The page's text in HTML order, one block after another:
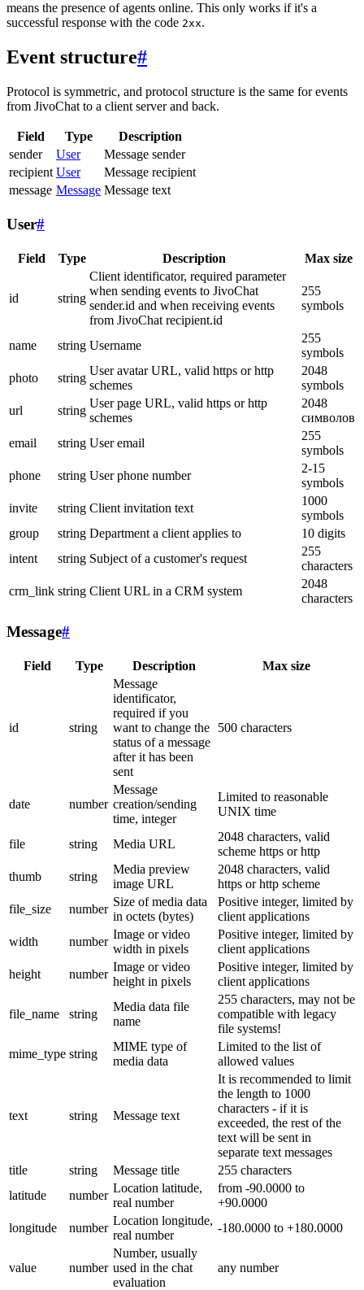
means the presence of agents online. This only works if it's a
successful response with the code 2xx.
Event structure#
Protocol is symmetric, and protocol structure is the same for events
from JivoChat to a client server and back.
Field Type
Description
sender
User
Message sender
recipient User
Message recipient
message Message Message text
User#
Field Type Description Max size
id string
Client identificator, required parameter
when sending events to JivoChat
sender.id and when receiving events
from JivoChat recipient.id
255
symbols
name string Username
255
symbols
photo
string
User avatar URL, valid https or http
schemes
2048
symbols
url
string
User page URL, valid https or http
schemes
2048
символов
email
string User email
255
symbols
phone
string User phone number
2-15
symbols
invite
string Client invitation text
1000
symbols
group
string Department a client applies to
10 digits
intent
string Subject of a customer's request
255
characters
crm_link string Client URL in a CRM system
2048
characters
Message#
Field Type Description Max size
id string
Message
identificator,
required if you
want to change the
status of a message
after it has been
sent
500 characters
date number
Message
creation/sending
time, integer
Limited to reasonable
UNIX time
file string Media URL
2048 characters, valid
scheme https or http
thumb
string
Media preview
image URL
2048 characters, valid
https or http scheme
file_size
number
Size of media data
in octets (bytes)
Positive integer, limited by
client applications
width
number
Image or video
width in pixels
Positive integer, limited by
client applications
height
number
Image or video
height in pixels
Positive integer, limited by
client applications
file_name string
Media data file
name
255 characters, may not be
compatible with legacy
file systems!
mime_type string
MIME type of
media data
Limited to the list of
allowed values
text string Message text
It is recommended to limit
the length to 1000
characters - if it is
exceeded, the rest of the
text will be sent in
separate text messages
title
string Message title
255 characters
latitude
number
Location latitude,
real number
from -90.0000 to
+90.0000
longitude
number
Location longitude,
real number
-180.0000 to +180.0000
value number
Number, usually
used in the chat
evaluation
any number